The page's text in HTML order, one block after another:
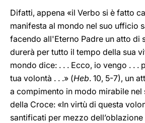
Difatti, appena «il Verbo si è fatto
manifesta al mondo nel suo ufficio
facendo all'Eterno Padre un atto di
durerà per tutto il tempo della sua
mondo dice: . . . Ecco, io vengo . . .
tua volontà . . .» (Heb. 10, 5-7), un
a compimento in modo mirabile
della Croce: «In virtù di questa
santificati per mezzo